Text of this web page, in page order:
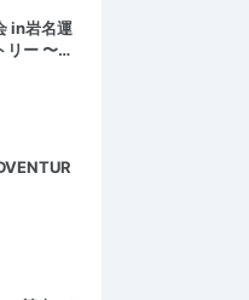
in岩名運
リー 〜…